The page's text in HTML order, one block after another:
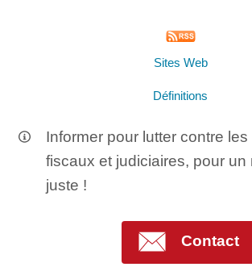
Sites Web
Définitions
Informer pour lutter contre
fiscaux et judiciaires, pour un
juste !
Contact